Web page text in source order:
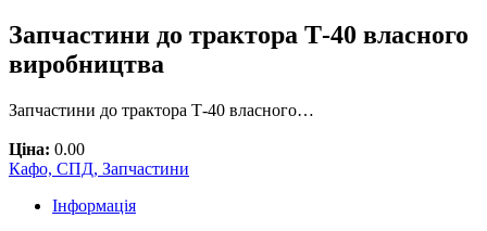
Запчастини до трактора Т-40 власного
виробництва
Запчастини до трактора Т-40 власного…
Ціна: 0.00
Кафо, СПД, Запчастини
Інформація